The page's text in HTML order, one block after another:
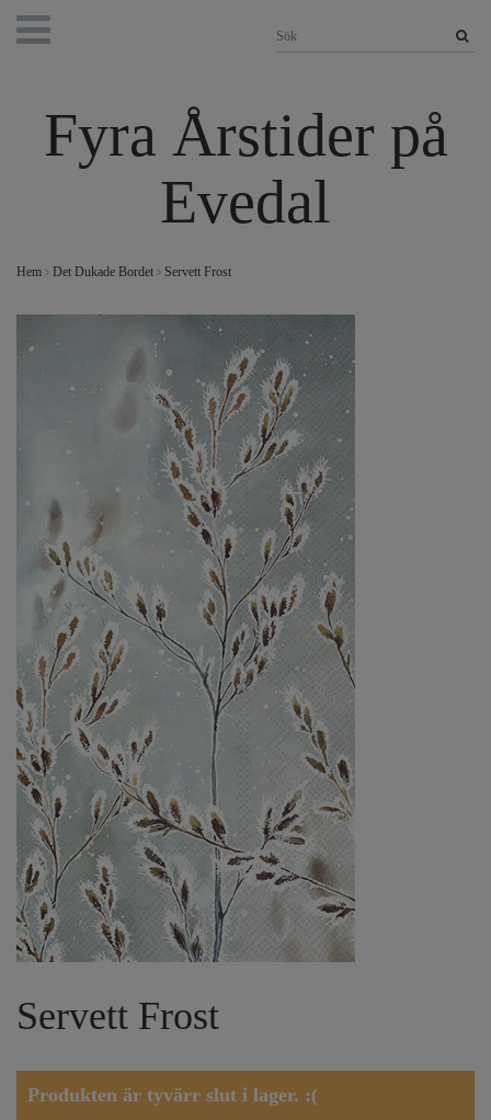
Fyra Årstider på
Evedal
Hem Det Dukade Bordet Servett Frost
Servett Frost
Produkten är tyvärr slut i lager. :(